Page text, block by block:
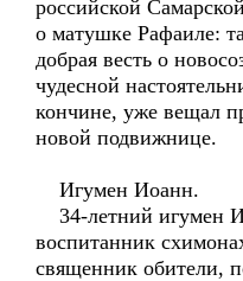
российской
о матушке Рафаиле:
добрая весть о
чудесной
кончине, уже вещал
новой подвижнице.
Игумен Иоанн.
34-летний игумен
воспитанник
священник обители,